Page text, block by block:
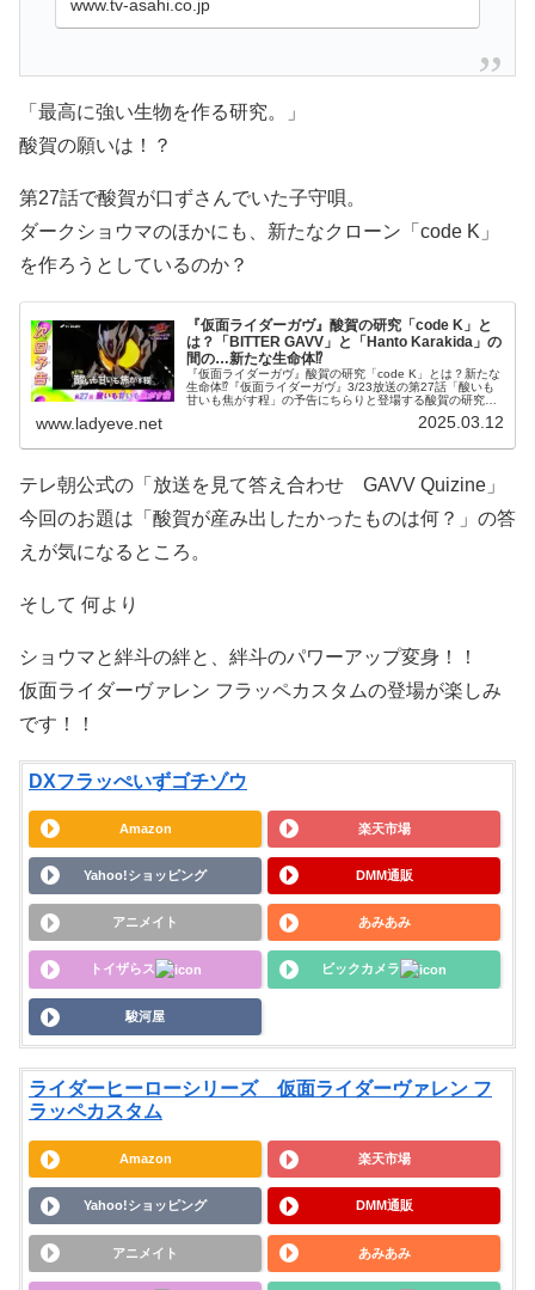
www.tv-asahi.co.jp
「最高に強い生物を作る研究。」
酸賀の願いは！？
第27話で酸賀が口ずさんでいた子守唄。
ダークショウマのほかにも、新たなクローン「code K」
を作ろうとしているのか？
『仮面ライダーガヴ』酸賀の研究「code K」と
は？「BITTER GAVV」と「Hanto Karakida」の
間の…新たな生命体⁉
『仮面ライダーガヴ』酸賀の研究「code K」とは？新たな
生命体⁉『仮面ライダーガヴ』3/23放送の第27話「酸いも
甘いも焦がす程」の予告にちらりと登場する酸賀の研究！
www.ladyeve.net 2025.03.12
テレ朝公式の「放送を見て答え合わせ GAVV Quizine」
今回のお題は「酸賀が産み出したかったものは何？」の答
えが気になるところ。
そして 何より
ショウマと絆斗の絆と、絆斗のパワーアップ変身！！
仮面ライダーヴァレン フラッペカスタムの登場が楽しみ
です！！
DXフラッぺいずゴチゾウ
Amazon 楽天市場
Yahoo!ショッピング DMM通販
アニメイト あみあみ
トイザらス ビックカメラ
駿河屋
ライダーヒーローシリーズ 仮面ライダーヴァレン フ
ラッペカスタム
Amazon 楽天市場
Yahoo!ショッピング DMM通販
アニメイト あみあみ